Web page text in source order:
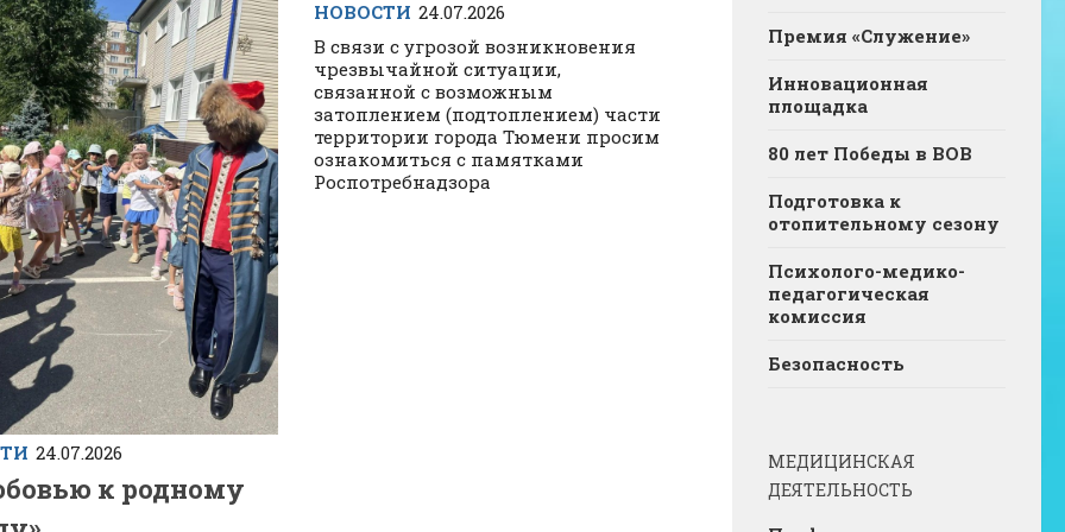
24.07.2026
к родному
НОВОСТИ 24.07.2026
В связи с угрозой возникновения
чрезвычайной ситуации,
связанной с возможным
затоплением (подтоплением) части
территории города Тюмени просим
ознакомиться с памятками
Роспотребнадзора
Премия «Служение»
Инновационная
площадка
80 лет Победы в ВОВ
Подготовка к
отопительному сезону
Психолого-медико-
педагогическая
комиссия
Безопасность
МЕДИЦИНСКАЯ
ДЕЯТЕЛЬНОСТЬ